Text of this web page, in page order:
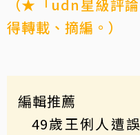
（★「udn星級評
得轉載、摘編。）
編輯推薦
49歲王俐人遭